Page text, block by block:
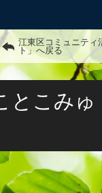
江東区コミュニティ
ト」へ戻る
とこみゅ